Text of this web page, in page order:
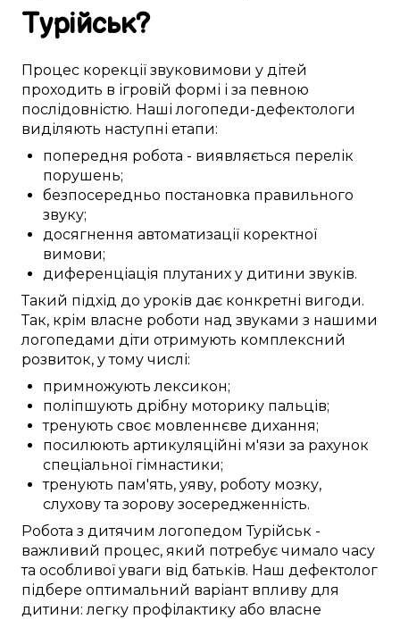
Турійськ?
Процес корекції звуковимови у дітей
проходить в ігровій формі і за певною
послідовністю. Нашілогопеди-дефектологи
виділяють наступні етапи:
попередня робота - виявляється перелік
порушень;
безпосередньо постановка правильного
звуку;
досягнення автоматизації коректної
вимови;
диференціація плутаних у дитини звуків.
Такий підхід до уроків дає конкретні вигоди.
Так, крім власне роботи над звуками з нашими
логопедами діти отримують комплексний
розвиток, у тому числі:
примножують лексикон;
поліпшують дрібну моторику пальців;
тренують своє мовленнєве дихання;
посилюють артикуляційні м'язи за рахунок
спеціальної гімнастики;
тренують пам'ять, уяву, роботу мозку,
слухову та зорову зосередженність.
Робота з дитячим логопедомТурійськ -
важливий процес, який потребує чимало часу
та особливої уваги від батьків. Наш дефектолог
підбере оптимальний варіантвпливу для
дитини:легку профілактику або власне